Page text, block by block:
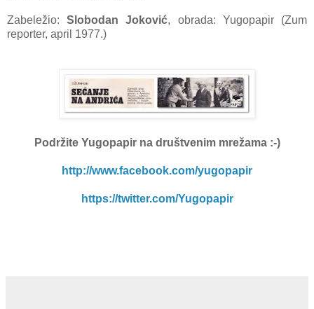
Zabeležio:Slobodan Joković, obrada: Yugopapir (Zum
reporter, april 1977.)
Podržite Yugopapirna društvenim mrežama :-)
http://www.facebook.com/yugopapir
https://twitter.com/Yugopapir